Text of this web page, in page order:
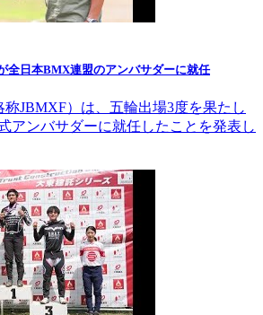
全日本BMX連盟のアンバサダーに就任
JBMXF）は、五輪出場3度を果たし
アンバサダーに就任したことを発表し